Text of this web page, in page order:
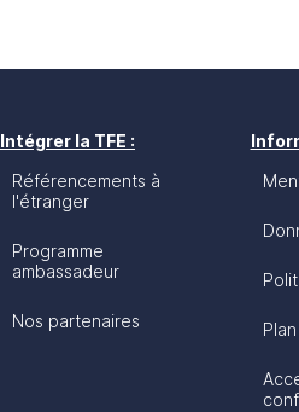
Intégrer la TFE :
Référencements à
l'étranger
Programme
ambassadeur
Nos partenaires